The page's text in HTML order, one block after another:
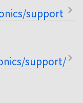
support
support/